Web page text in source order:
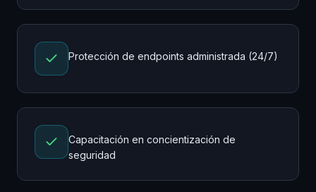
Protección de endpoints administrada (24/7)
Capacitación en concientización de
seguridad